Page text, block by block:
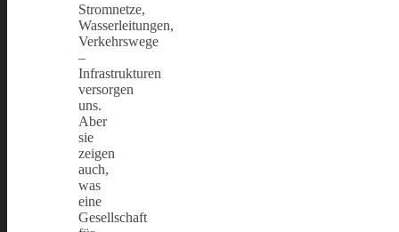
Stromnetze,
Wasserleitungen,
Verkehrswege
–
Infrastrukturen
versorgen
uns.
Aber
sie
zeigen
auch,
was
eine
Gesellschaft